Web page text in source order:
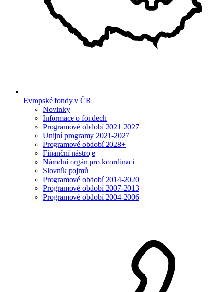
Evropské fondy v ČR
Novinky
Informace o fondech
Programové období 2021-2027
Unijní programy 2021-2027
Programové období 2028+
Finanční nástroje
Národní orgán pro koordinaci
Slovník pojmů
Programové období 2014-2020
Programové období 2007-2013
Programové období 2004-2006